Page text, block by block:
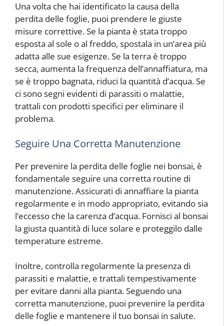
Una volta che hai identificato la causa della
perdita delle foglie, puoi prendere le giuste
misure correttive. Se la pianta è stata troppo
esposta al sole o al freddo, spostala in un’area più
adatta alle sue esigenze. Se la terra è troppo
secca, aumenta la frequenza dell’annaffiatura, ma
se è troppo bagnata, riduci la quantità d’acqua. Se
ci sono segni evidenti di parassiti o malattie,
trattali con prodotti specifici per eliminare il
problema.
Seguire Una Corretta Manutenzione
Per prevenire la perdita delle foglie nei bonsai, è
fondamentale seguire una corretta routine di
manutenzione. Assicurati di annaffiare la pianta
regolarmente e in modo appropriato, evitando sia
l’eccesso che la carenza d’acqua. Fornisci al bonsai
la giusta quantità di luce solare e proteggilo dalle
temperature estreme.
Inoltre, controlla regolarmente la presenza di
parassiti e malattie, e trattali tempestivamente
per evitare danni alla pianta. Seguendo una
corretta manutenzione, puoi prevenire la perdita
delle foglie e mantenere il tuo bonsai in salute.